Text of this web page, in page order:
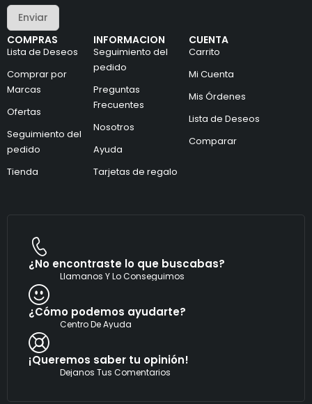
COMPRAS
Lista de Deseos
Comprar por
Marcas
Ofertas
Seguimiento del
pedido
Tienda
INFORMACION
Seguimiento del
pedido
Preguntas
Frecuentes
Nosotros
Ayuda
Tarjetas de regalo
CUENTA
Carrito
Mi Cuenta
Mis Órdenes
Lista de Deseos
Comparar
o
e
l
e
c
t
r
n
i
c
o
e
e
l
e
t
r
n
c
o
Enviar
¿No encontraste lo que buscabas?
Llamanos Y Lo Conseguimos
¿Cómo podemos ayudarte?
Centro De Ayuda
¡Queremos saber tu opinión!
Dejanos Tus Comentarios